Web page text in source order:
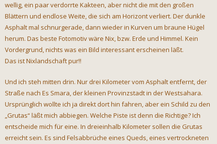
wellig, ein paar verdorrte Kakteen, aber nicht die mit den großen
Blättern und endlose Weite, die sich am Horizont verliert. Der dunkle
Asphalt mal schnurgerade, dann wieder in Kurven um braune Hügel
herum. Das beste Fotomotiv wäre Nix, bzw. Erde und Himmel. Kein
Vordergrund, nichts was ein Bild interessant erscheinen läßt.
Das ist Nixlandschaft pur!!
Und ich steh mitten drin. Nur drei Kilometer vom Asphalt entfernt, der
Straße nach Es Smara, der kleinen Provinzstadt in der Westsahara.
Ursprünglich wollte ich ja direkt dort hin fahren, aber ein Schild zu den
„Grutas“ läßt mich abbiegen. Welche Piste ist denn die Richtige? Ich
entscheide mich für eine. In dreieinhalb Kilometer sollen die Grutas
erreicht sein. Es sind Felsabbrüche eines Queds, eines vertrockneten